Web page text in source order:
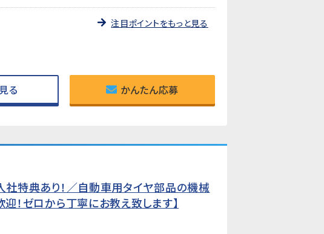
注目ポイントをもっと見る
る かんたん応募
特典あり！／自動車用タイヤ部品の機械
！ゼロから丁寧にお教え致します】